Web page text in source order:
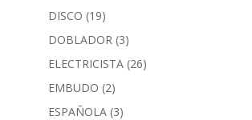
DISCO (19)
DOBLADOR (3)
ELECTRICISTA (26)
EMBUDO (2)
ESPAÑOLA (3)